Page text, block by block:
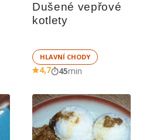
Dušené vepřové
kotlety
HLAVNÍ CHODY
4,7 45min